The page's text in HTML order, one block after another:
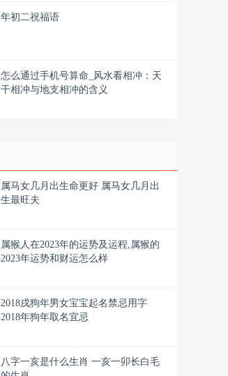
年初二祝福语
怎么通过手机号算命_风水看相冲：天
干相冲与地支相冲的含义
属马女几月出生命更好 属马女几月出
生最旺夫
属猴人在2023年的运势及运程,属猴的
2023年运势和财运怎么样
2018戌狗年男女宝宝起名禁忌用字
2018年狗年取名宜忌
八字一亥是什么生肖 一亥一卯长白毛